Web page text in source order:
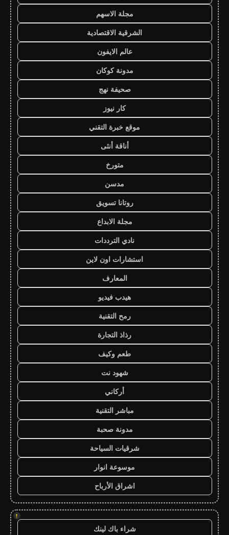
مجلة الاسهم
الشرقية الاقتصادية
عالم الايفون
مدونة كوكان
صحيفة نهج
كار نيوز
موقع خبرة التقني
أناقة أنثى
متورخ
مدسن
روتانا تسويق
مجلة الابداع
نادي الترددات
استشارات اون لاين
المعارف
هيدب فيديو
رمح التقنية
رذاذ التجارة
طعم وكيف
شهود نت
أركاني
مباشر التقنية
مدونة صحبة
شرقيات السياحة
موسوعة انوار
اشراق الأرباح
!
شراء باك لينك